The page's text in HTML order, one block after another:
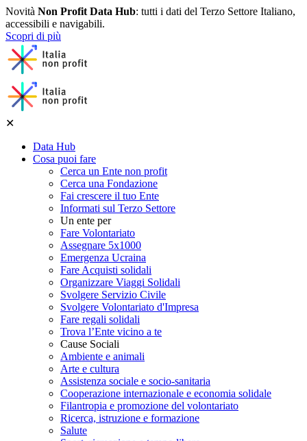
Novità Non Profit Data Hub: tutti i dati del Terzo Settore Italiano,
accessibili e navigabili.
Scopri di più
✕
Data Hub
Cosa puoi fare
Cerca un Ente non profit
Cerca una Fondazione
Fai crescere il tuo Ente
Informati sul Terzo Settore
Un ente per
Fare Volontariato
Assegnare 5x1000
Emergenza Ucraina
Fare Acquisti solidali
Organizzare Viaggi Solidali
Svolgere Servizio Civile
Svolgere Volontariato d'Impresa
Fare regali solidali
Trova l’Ente vicino a te
Cause Sociali
Ambiente e animali
Arte e cultura
Assistenza sociale e socio-sanitaria
Cooperazione internazionale e economia solidale
Filantropia e promozione del volontariato
Ricerca, istruzione e formazione
Salute